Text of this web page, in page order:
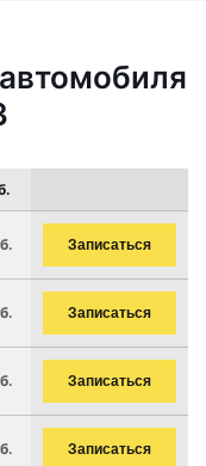
Записаться
Записаться
Записаться
Записаться